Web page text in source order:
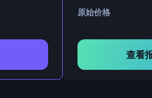
原始价格
查看